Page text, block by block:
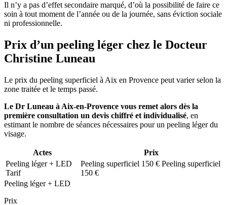
Il n’y a pas d’effet secondaire marqué, d’où la possibilité de faire ce
soin à tout moment de l’année ou de la journée, sans éviction sociale
ni professionnelle.
Prix d’un peeling léger chez le Docteur
Christine Luneau
Le prix du peeling superficiel à Aix en Provence peut varier selon la
zone traitée et le temps passé.
Le Dr Luneau à Aix-en-Provence vous remet alors dès la
première consultation un devis chiffré et individualisé, en
estimant le nombre de séances nécessaires pour un peeling léger du
visage.
Actes
Prix
Peeling léger + LED
Tarif
Peeling superficiel 150 € Peeling superficiel
150 €
Peeling léger + LED
Prix